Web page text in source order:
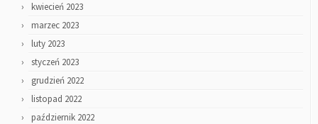
kwiecień 2023
marzec 2023
luty 2023
styczeń 2023
grudzień 2022
listopad 2022
październik 2022